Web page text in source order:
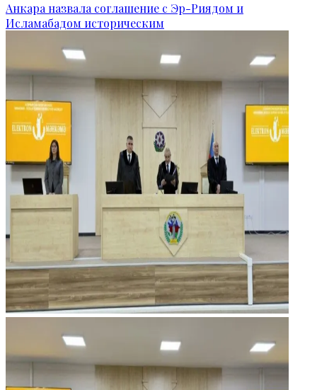
Анкара назвала соглашение с Эр-Риядом и
Исламабадом историческим